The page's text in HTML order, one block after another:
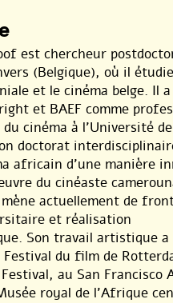
est chercheur
(Belgique), où il
et le cinéma belge. Il
et BAEF comme
cinéma à l’Université
doctorat
africain d’une manière
du cinéaste
actuellement de
et réalisation
Son travail artistique a
du film de
au San Francisco
royal de l’Afrique